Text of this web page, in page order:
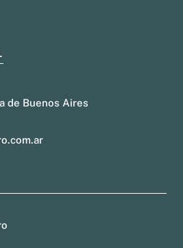
de Buenos Aires